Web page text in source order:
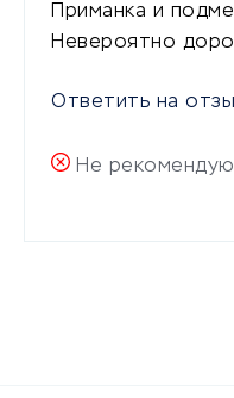
Приманка и
Невероятно
Ответить на
Не рекомендую